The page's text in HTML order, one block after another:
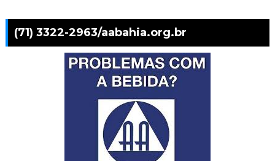
(71) 3322-2963/aabahia.org.br